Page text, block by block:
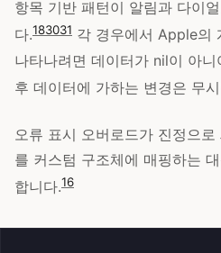
항목 기반 패턴이 알림과 다이
다.183031 각 경우에서 Apple의
나타나려면 데이터가 nil이 아
후 데이터에 가하는 변경은 무
오류 표시 오버로드가 진정으
를 커스텀 구조체에 매핑하는
합니다.16